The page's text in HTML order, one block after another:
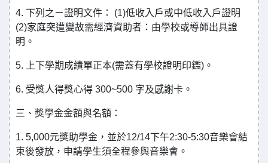
4. 下列之ㄧ證明文件： (1)低收入戶或中低收入戶證明
(2)家庭突遭變故需經濟資助者：由學校或導師出具證
明。
5. 上下學期成績單正本(需蓋有學校證明印鑑)。
6. 受獎人得獎心得 300~500 字及感謝卡。
三、獎學金金額與名額：
1. 5,000元獎助學金，並於12/14下午2:30-5:30音樂會結
束後發放，申請學生須全程參與音樂會。